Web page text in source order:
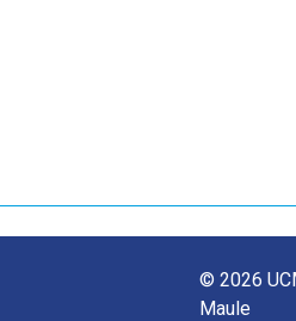
© 2026
Maule